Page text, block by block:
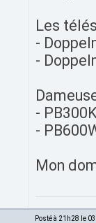
Les
-
-
-
-
Mon
Posté à 21h28 le